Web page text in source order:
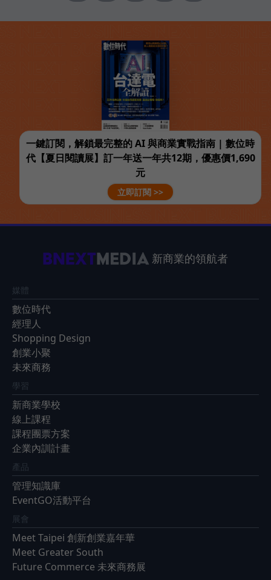
一鍵訂閱，解鎖最完整的 AI 與商業實戰指南 | 數位時
代【夏日閱讀展】訂一年送一年共12期，優惠價1,690
元
立即訂閱 >>
新商業的領航者
媒體
數位時代
經理人
Shopping Design
創業小聚
未來商務
學習
新商業學校
線上課程
課程團票方案
企業內訓計畫
產品
管理知識庫
EventGO活動平台
展會
Meet Taipei 創新創業嘉年華
Meet Greater South
Future Commerce 未來商務展